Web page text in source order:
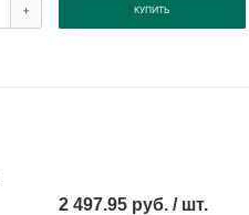
+ КУПИТЬ
2 497.95 руб. / шт.